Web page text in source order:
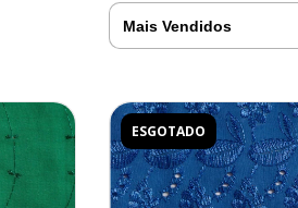
ESGOTADO